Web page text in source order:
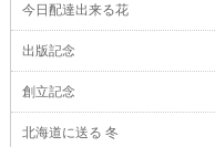
今日配達出来る花
出版記念
創立記念
北海道に送る 冬